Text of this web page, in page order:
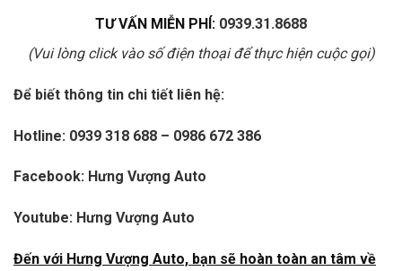
TƯ VẤN MIỄN PHÍ: 0939.31.8688
(Vui lòng click vào số điện thoại để thực hiện cuộc gọi)
Để biết thông tin chi tiết liên hệ:
Hotline: 0939 318 688 – 0986 672 386
Facebook: Hưng Vượng Auto
Youtube: Hưng Vượng Auto
Đến với Hưng Vượng Auto, bạn sẽ hoàn toàn an tâm về